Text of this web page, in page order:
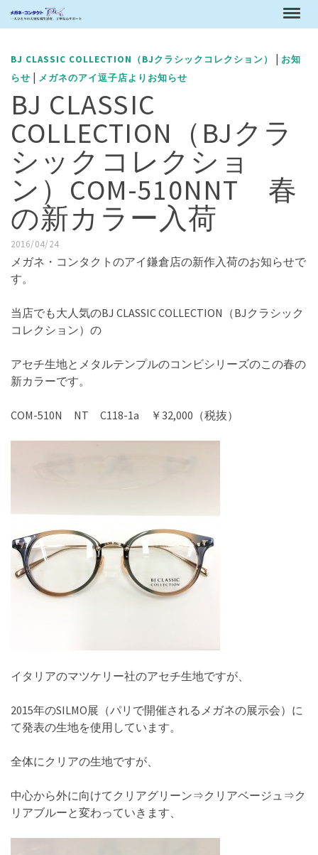
BJ CLASSIC COLLECTION（BJクラシックコレクション） | お知
らせ | メガネのアイ逗子店よりお知らせ
BJ CLASSIC
COLLECTION（BJクラ
シックコレクショ
ン）COM-510NNT 春
の新カラー入荷
2016/04/24
メガネ・コンタクトのアイ鎌倉店の新作入荷のお知らせで
す。
当店でも大人気のBJ CLASSIC COLLECTION（BJクラシック
コレクション）の
アセチ生地とメタルテンプルのコンビシリーズのこの春の
新カラーです。
COM-510N NT C118-1a ￥32,000（税抜）
イタリアのマツケリー社のアセチ生地ですが、
2015年のSILMO展（パリで開催されるメガネの展示会）に
て発表の生地を使用しています。
全体にクリアの生地ですが、
中心から外に向けてクリアグリーン⇒クリアベージュ⇒ク
リアブルーと変わっていきます、